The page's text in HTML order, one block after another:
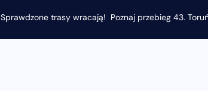
Sprawdzone trasy wracają! Poznaj przebieg 43.